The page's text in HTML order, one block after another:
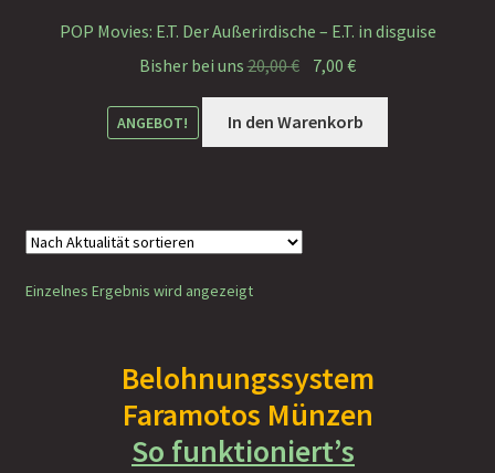
Faramotos Sammelmünzen – Das Belohnungssystem für
wahre Passagiere
POP Movies: E.T. Der Außerirdische – E.T. in disguise
Bisher bei uns20,00€ Ursprünglicher
Preis
war:
20,00 €
7,00€Aktueller
Preis
ist:
7,00 €.
ANGEBOT! In den Warenkorb
Einzelnes Ergebnis wird angezeigt
Belohnungssystem
Faramotos Münzen
So funktioniert’s